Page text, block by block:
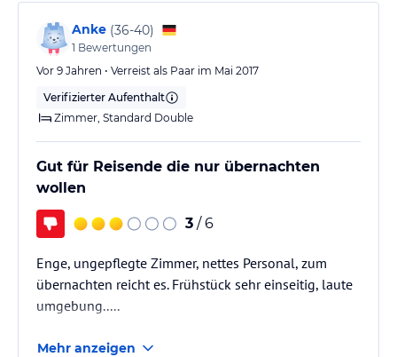
Anke (36-40)
1 Bewertungen
Vor 9 Jahren • Verreist als Paar im Mai 2017
Verifizierter Aufenthalt
Zimmer, Standard Double
Gut für Reisende die nur übernachten
wollen
3 / 6
Enge, ungepflegte Zimmer, nettes Personal, zum
übernachten reicht es. Frühstück sehr einseitig, laute
umgebung.....
Mehr anzeigen